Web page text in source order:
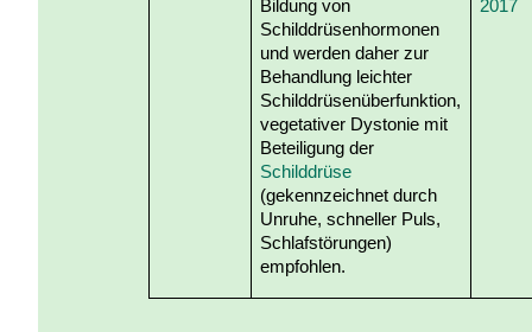
Bildung von
Schilddrüsenhormonen
und werden daher zur
Behandlung leichter
Schilddrüsenüberfunktion,
vegetativer Dystonie mit
Beteiligung der
Schilddrüse
(gekennzeichnet durch
Unruhe, schneller Puls,
Schlafstörungen)
empfohlen.
2017